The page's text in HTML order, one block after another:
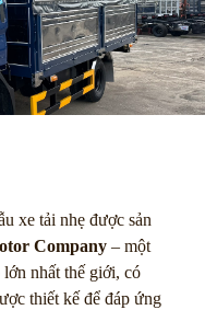
xe tải nhẹ được sản
Company – một
nhất thế giới, có
thiết kế để đáp ứng